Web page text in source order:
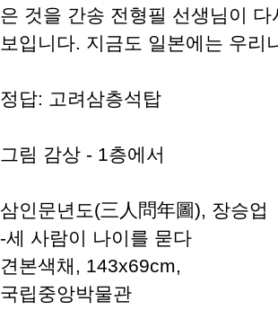
은 것을 간송 전형필 선생님이
보입니다. 지금도 일본에는 우리
정답: 고려삼층석탑
그림 감상 - 1층에서
삼인문년도(三人問年圖), 장승업
-세 사람이 나이를 묻다
견본색채, 143x69cm,
국립중앙박물관